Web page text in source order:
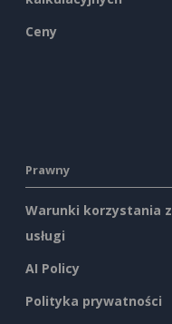
Ceny
Prawny
Warunki korzystania z
usługi
AI Policy
Polityka prywatności